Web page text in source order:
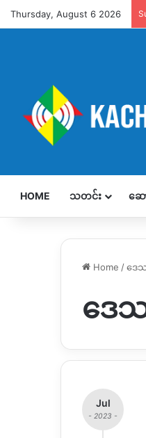
Thursday, August 6 2026
HOME သတင်း ဆေ
Home /ဒေ
ဒေ
Jul
- 2023 -